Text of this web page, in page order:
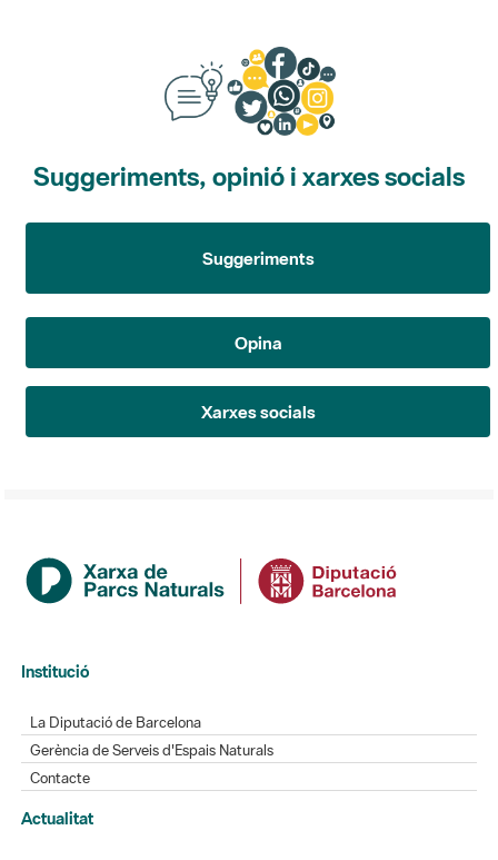
Suggeriments, opinió i xarxes socials
Suggeriments
Opina
Xarxes socials
Institució
La Diputació de Barcelona
Gerència de Serveis d'Espais Naturals
Contacte
Actualitat